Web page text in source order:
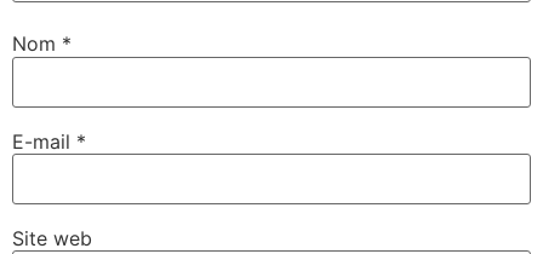
Nom *
E-mail *
Site web